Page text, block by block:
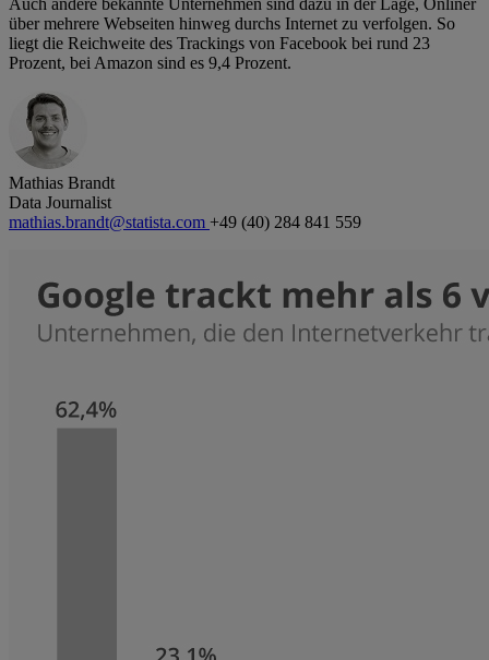
Auch andere bekannte Unternehmen sind dazu in der Lage, Onliner
über mehrere Webseiten hinweg durchs Internet zu verfolgen. So
liegt die Reichweite des Trackings von Facebook bei rund 23
Prozent, bei Amazon sind es 9,4 Prozent.
Mathias Brandt
Data Journalist
mathias.brandt@statista.com +49 (40) 284 841 559